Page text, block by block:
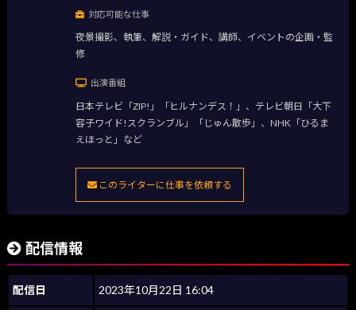
対応可能な仕事
夜景撮影、執筆、解説・ガイド、講師、イベントの企画・監
修
出演番組
日本テレビ「ZIP!」「ヒルナンデス！」、テレビ朝日「大下
容子ワイド!スクランブル」「じゅん散歩」、NHK「ひるま
えほっと」など
このライターに仕事を依頼する
配信情報
配信日 2023年10月22日 16:04